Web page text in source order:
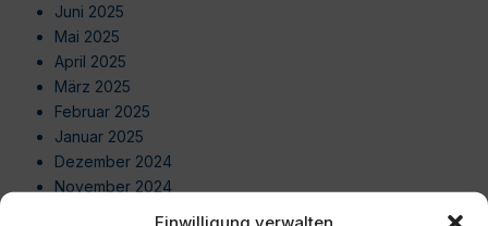
Juni 2025
Mai 2025
April 2025
März 2025
Februar 2025
Januar 2025
Dezember 2024
November 2024